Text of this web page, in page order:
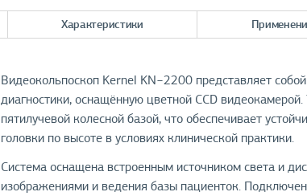
Характеристики
Видеокольпоскоп Kernel KN−2200 представляет
диагностики, оснащённую цветной CCD
пятилучевой колесной базой, что обеспечивает
головки по высоте в условиях клинической практики.
Система оснащена встроенным источником света и
изображениями и ведения базы пациенток.